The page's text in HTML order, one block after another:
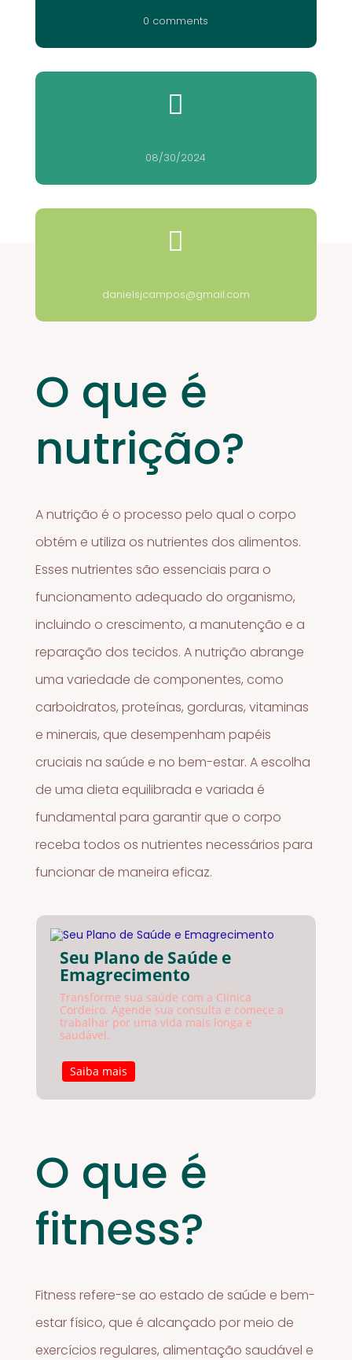
0 comments

08/30/2024

danielsjcampos@gmail.com
O que é
nutrição?
A nutrição é o processo pelo qual o corpo
obtém e utiliza os nutrientes dos alimentos.
Esses nutrientes são essenciais para o
funcionamento adequado do organismo,
incluindo o crescimento, a manutenção e a
reparação dos tecidos. A nutrição abrange
uma variedade de componentes, como
carboidratos, proteínas, gorduras, vitaminas
e minerais, que desempenham papéis
cruciais na saúde e no bem-estar. A escolha
de uma dieta equilibrada e variada é
fundamental para garantir que o corpo
receba todos os nutrientes necessários para
funcionar de maneira eficaz.
Seu Plano de Saúde e
Emagrecimento
Transforme sua saúde com a Clínica
Cordeiro. Agende sua consulta e comece a
trabalhar por uma vida mais longa e
saudável.
Saiba mais
O que é
fitness?
Fitness refere-se ao estado de saúde e bem-
estar físico, que é alcançado por meio de
exercícios regulares, alimentação saudável e